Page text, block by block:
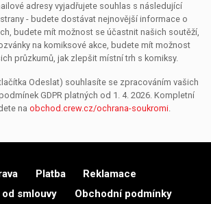
adresy vyjadřujete souhlas s následující
- budete dostávat nejnovější informace o
budete mít možnost se účastnit našich soutěží,
na komiksové akce, budete mít možnost
průzkumů, jak zlepšit místní trh s komiksy.
Odeslat) souhlasíte se zpracováním vašich
GDPR platných od 1. 4. 2026. Kompletní
na obchod.crew.cz/ochrana-soukromi.
Platba
Reklamace
smlouvy
Obchodní podmínky